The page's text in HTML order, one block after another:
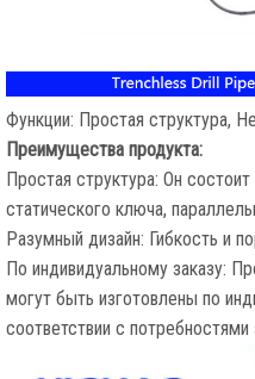
Функции: Простая структура,
Преимущества продукта:
Простая структура: Он
статического ключа,
Разумный дизайн: Гибкость и
По индивидуальному заказу:
могут быть изготовлены по
соответствии с потребностями